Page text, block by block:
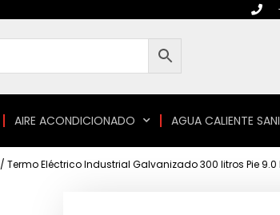
AIRE ACONDICIONADO AGUA CALIENTE
/ Termo Eléctrico Industrial Galvanizado 300 litros Pie 9.0